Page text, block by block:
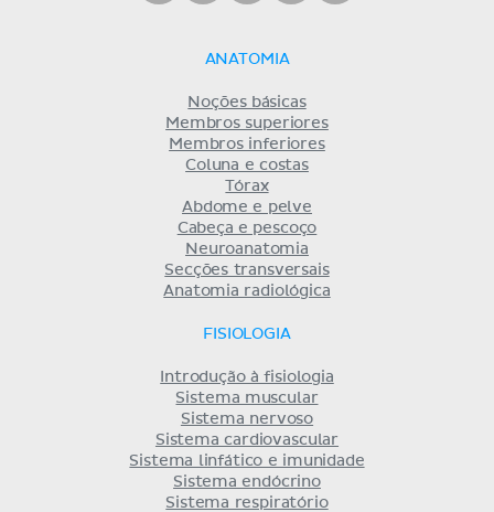
ANATOMIA
Noções básicas
Membros superiores
Membros inferiores
Coluna e costas
Tórax
Abdome e pelve
Cabeça e pescoço
Neuroanatomia
Secções transversais
Anatomia radiológica
FISIOLOGIA
Introdução à fisiologia
Sistema muscular
Sistema nervoso
Sistema cardiovascular
Sistema linfático e imunidade
Sistema endócrino
Sistema respiratório